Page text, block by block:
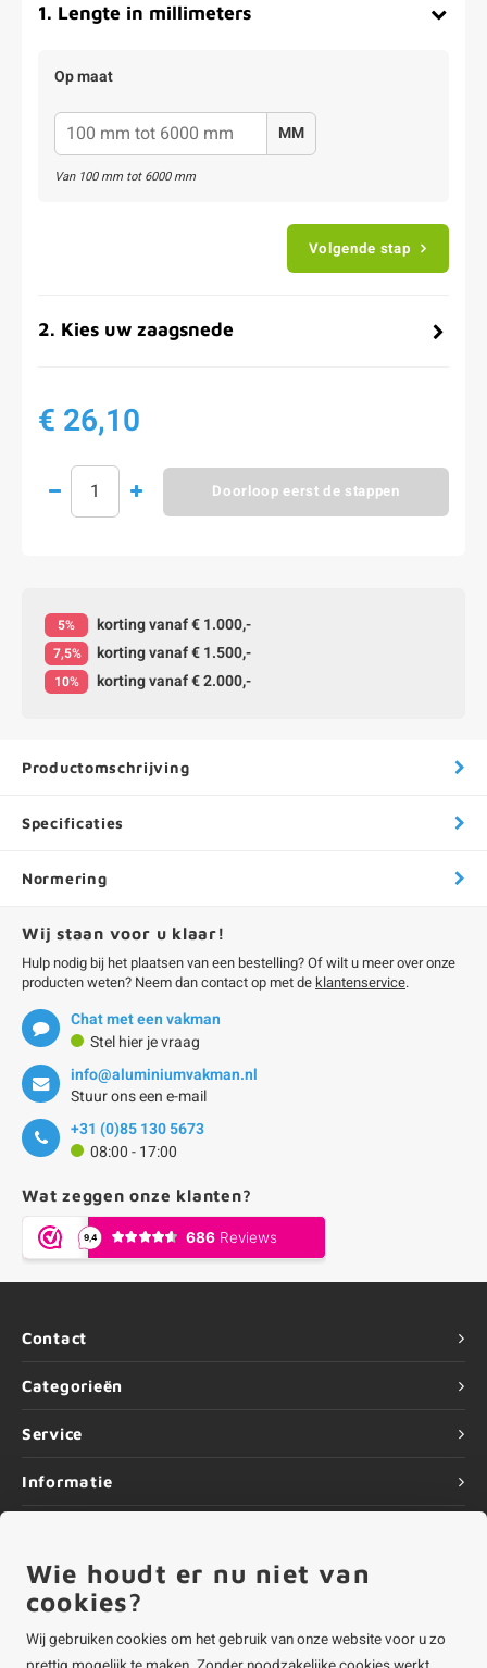
1. Lengte in millimeters
Op maat
MM
Van 100mm tot6000mm
Volgende stap
2. Kies uw zaagsnede
€ 26,10
Doorloop eerst de stappen
5% korting vanaf € 1.000,-
7,5% korting vanaf € 1.500,-
10% korting vanaf € 2.000,-
Productomschrijving
Specificaties
Normering
Wij staan voor u klaar!
Hulp nodig bij het plaatsen van een bestelling? Of wilt u meer over onze
producten weten? Neem dan contact op met de klantenservice.
Chat met een vakman
Stel hier je vraag
info@aluminiumvakman.nl
Stuur ons een e-mail
+31 (0)85 130 5673
08:00 - 17:00
Wat zeggen onze klanten?
Contact
Categorieën
Service
Informatie
©Copyright 2026 ALUMINIUMvakman - Powered by
ALUMINIUMvakman is onderdeel van
Wie houdt er nu niet van
cookies?
Wij gebruiken cookies om het gebruik van onze website voor u zo